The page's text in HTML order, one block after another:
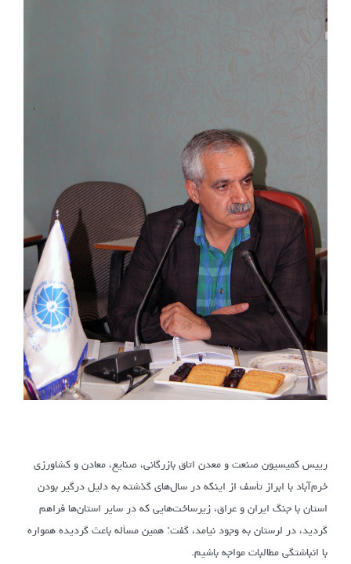
رییس کمیسیون صنعت و معدن اتاق بازرگانی، صنایع، معادن و کشاورزی
خرم‌آباد با ابراز تأسف از اینکه در سال‌های گذشته به دلیل درگیر بودن
استان با جنگ ایران و عراق، زیرساخت‌هایی که در سایر استان‌ها فراهم
گردید، در لرستان به وجود نیامد، گفت: همین مسأله باعث گردیده همواره
با انباشتگی مطالبات مواجه باشیم.